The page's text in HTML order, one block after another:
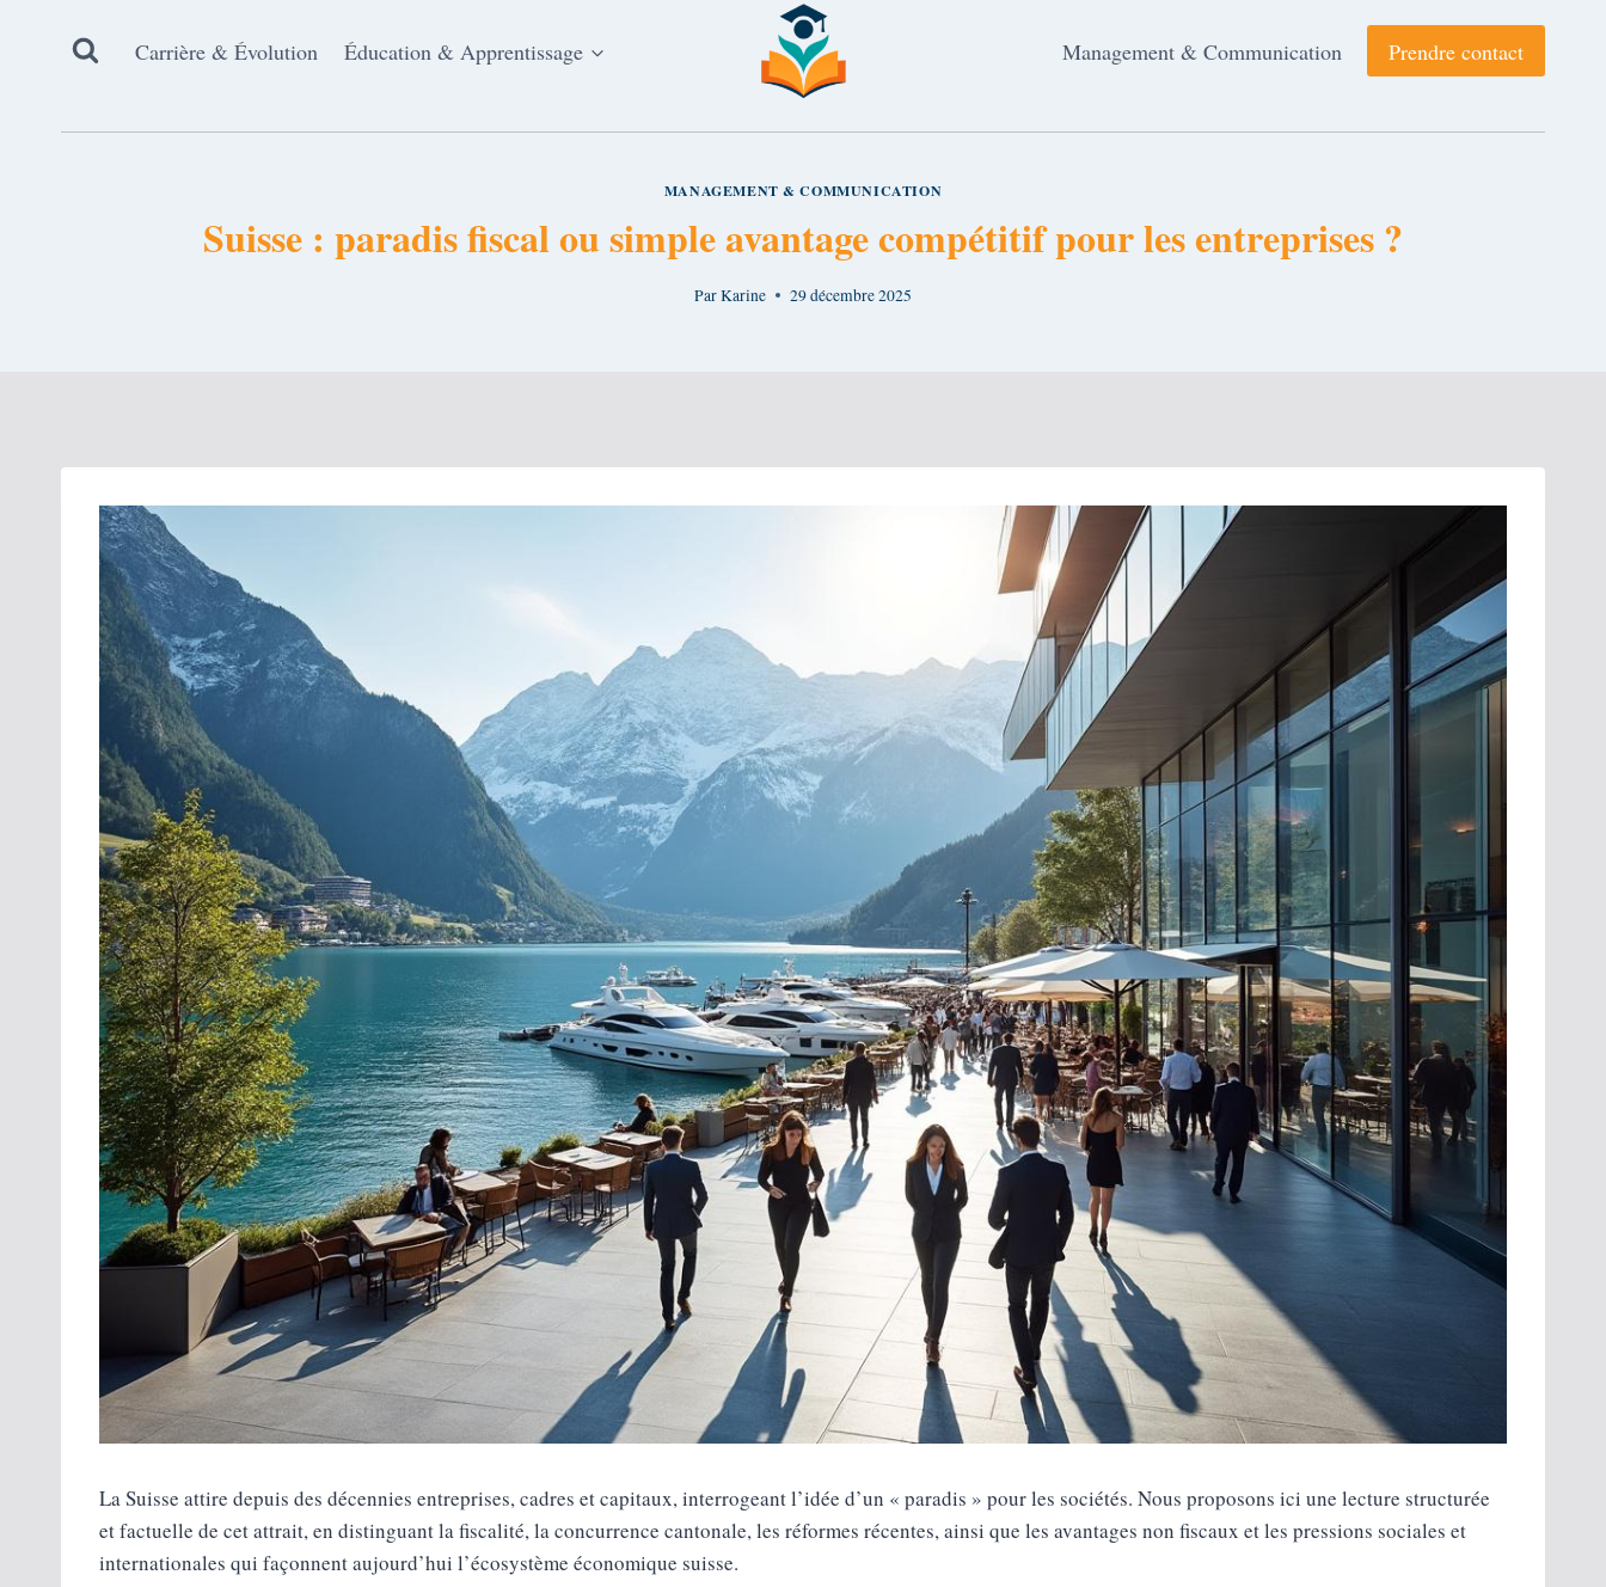
Carrière & Évolution Éducation & Apprentissage Management & Communication Prendre contact
MANAGEMENT & COMMUNICATION
Suisse : paradis fiscal ou simple avantage compétitif pour les entreprises ?
ParKarine 29 décembre 2025
La Suisse attire depuis des décennies entreprises, cadres et capitaux, interrogeant l’idée d’un « paradis » pour les sociétés. Nous proposons ici une lecture structurée
et factuelle de cet attrait, en distinguant la fiscalité, la concurrence cantonale, les réformes récentes, ainsi que les avantages non fiscaux et les pressions sociales et
internationales qui façonnent aujourd’hui l’écosystème économique suisse.